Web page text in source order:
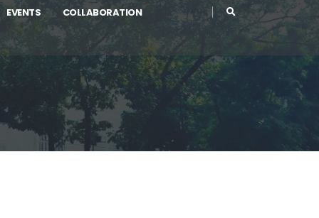
EVENTS COLLABORATION